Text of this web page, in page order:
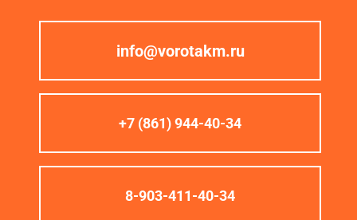
info@vorotakm.ru
+7 (861) 944-40-34
8-903-411-40-34